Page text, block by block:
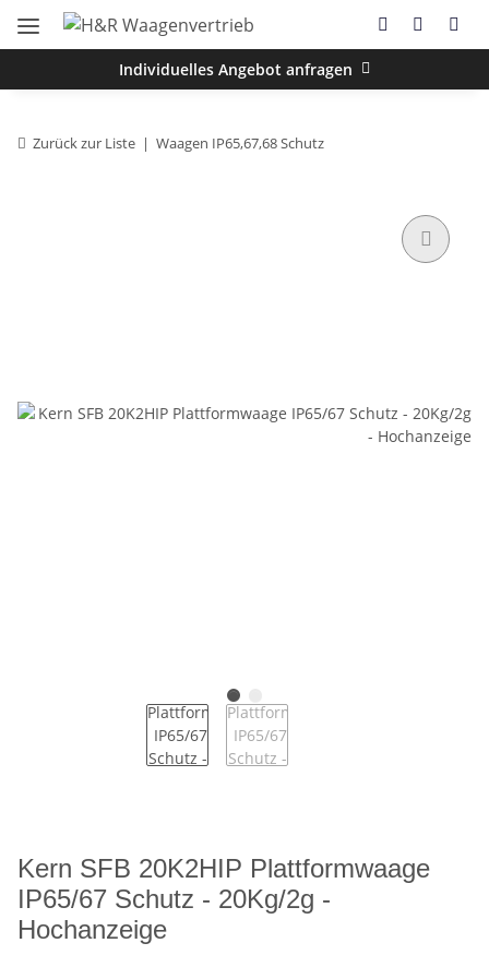
Individuelles Angebot anfragen
Zurück zur Liste Waagen IP65,67,68 Schutz
Kern SFB 20K2HIP Plattformwaage
IP65/67 Schutz - 20Kg/2g -
Hochanzeige